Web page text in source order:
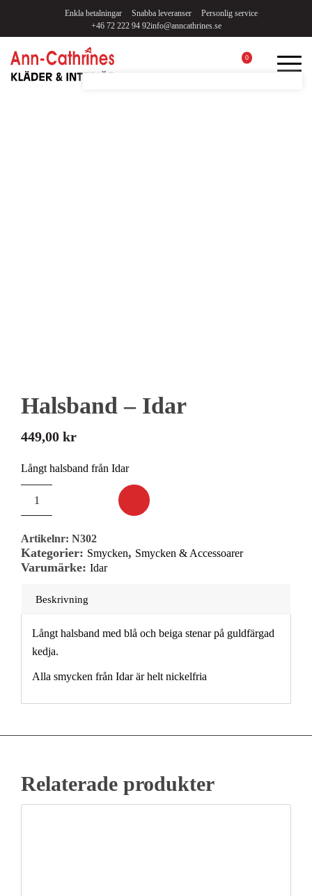
+46 72 222 94 92
Enkla betalningar Snabba leveranser
Personlig service
info@anncathrines.se
0
Halsband – Idar
449,00 kr
Långt halsband från Idar
Artikelnr: N302
Kategorier: Smycken, Smycken & Accessoarer
Varumärke: Idar
Beskrivning
Långt halsband med blå och beiga stenar på guldfärgad
kedja.
Alla smycken från Idar är helt nickelfria
Relaterade produkter